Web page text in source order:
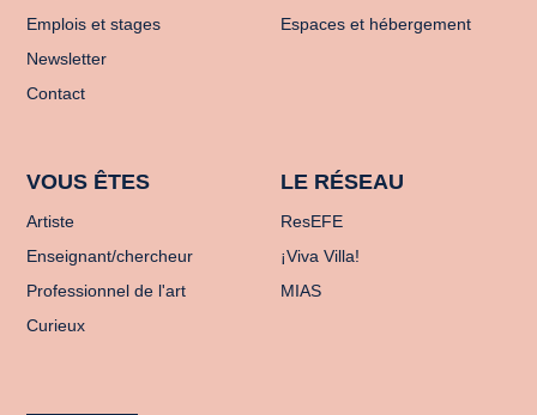
Emplois et stages
Newsletter
Contact
Espaces et hébergement
VOUS ÊTES
Artiste
Enseignant/chercheur
Professionnel de l'art
Curieux
LE RÉSEAU
ResEFE
¡Viva Villa!
MIAS